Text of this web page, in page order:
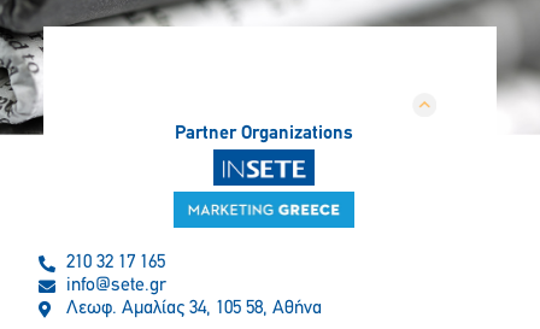
Partner Organizations
210 32 17 165
info@sete.gr
Λεωφ. Αμαλίας 34, 105 58, Αθήνα